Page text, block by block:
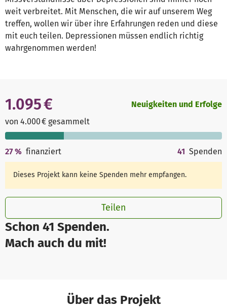
weit verbreitet. Mit Menschen, die wir auf unserem Weg
treffen, wollen wir über ihre Erfahrungen reden und diese
mit euch teilen. Depressionen müssen endlich richtig
wahrgenommen werden!
Schon 41 Spenden.
Mach auch du mit!
1.095 €
von 4.000 € gesammelt
Neuigkeiten und Erfolge
27% finanziert 41 Spenden
Dieses Projekt kann keine Spenden mehr empfangen.
Teilen
Über das Projekt